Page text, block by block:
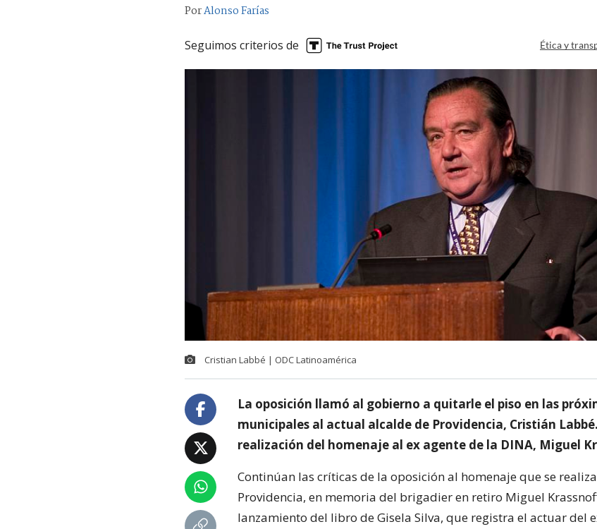
PorAlonso Farías
Seguimos criterios de Ética y
Cristian Labbé | ODC Latinoamérica
La oposición llamó al gobierno a quitarle el piso en las
municipales al actual alcalde de Providencia, Cristián
realización del homenaje al ex agente de la DINA, Miguel
Continúan las críticas de la oposición al homenaje que se
Providencia, en memoria del brigadier en retiro Miguel
lanzamiento del libro de Gisela Silva, que registra el actuar del